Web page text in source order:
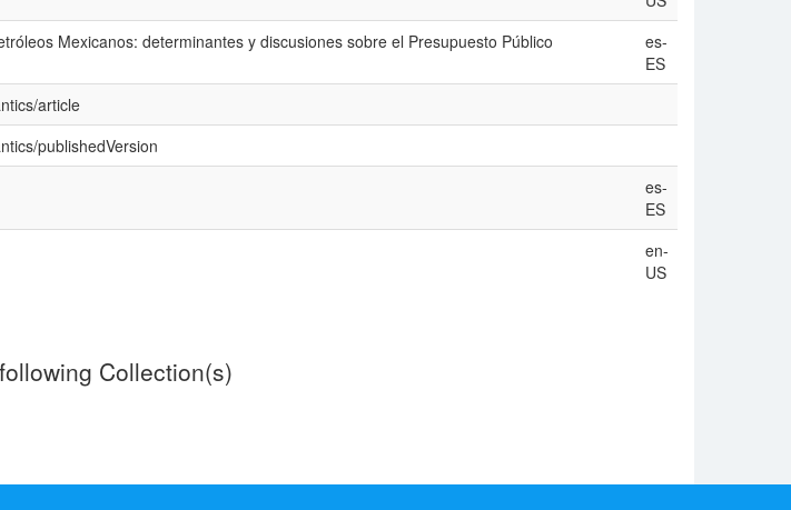
Mexicanos: determinantes y discusiones sobre el Presupuesto Público
es-
ES
article
publishedVersion
es-
ES
en-
US
Collection(s)